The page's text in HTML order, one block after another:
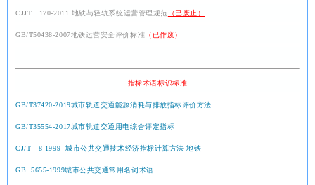
CJJT 170-2011 地铁与轻轨系统运营管理规范 （已废止）
GB/T50438-2007地铁运营安全评价标准 （已作废）
指标术语标识标准
GB/T37420-2019城市轨道交通能源消耗与排放指标评价方法
GB/T35554-2017城市轨道交通用电综合评定指标
CJ/T 8-1999 城市公共交通技术经济指标计算方法 地铁
GB 5655-1999城市公共交通常用名词术语